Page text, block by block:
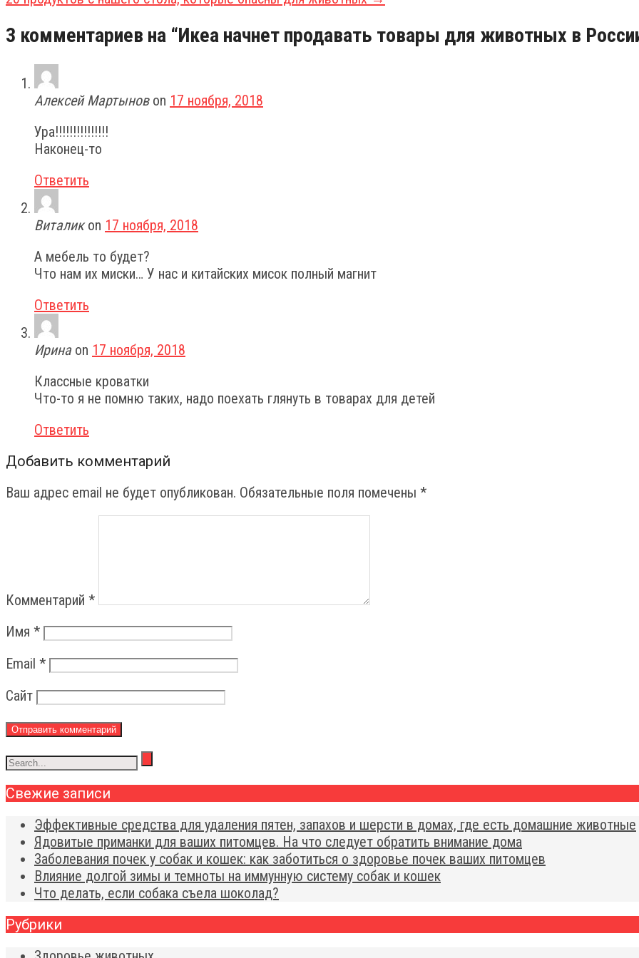
3 комментариев на “Икеа начнет продавать товары для животных в
Алексей Мартыновon 17 ноября, 2018
Ура!!!!!!!!!!!!!!!
Наконец-то
Ответить
Виталикon 17 ноября, 2018
А мебель то будет?
Что нам их миски… У нас и китайских мисок полный магнит
Ответить
Иринаon 17 ноября, 2018
Классные кроватки
Что-то я не помню таких, надо поехать глянуть в товарах для детей
Ответить
Добавить комментарий
Ваш адрес email не будет опубликован. Обязательные поля помечены *
Комментарий *
Имя *
Email *
Сайт
Свежие записи
Эффективные средства для удаления пятен, запахов и шерсти в домах, где есть домашние животные
Ядовитые приманки для ваших питомцев. На что следует обратить внимание дома
Заболевания почек у собак и кошек: как заботиться о здоровье почек ваших питомцев
Влияние долгой зимы и темноты на иммунную систему собак и кошек
Что делать, если собака съела шоколад?
Рубрики